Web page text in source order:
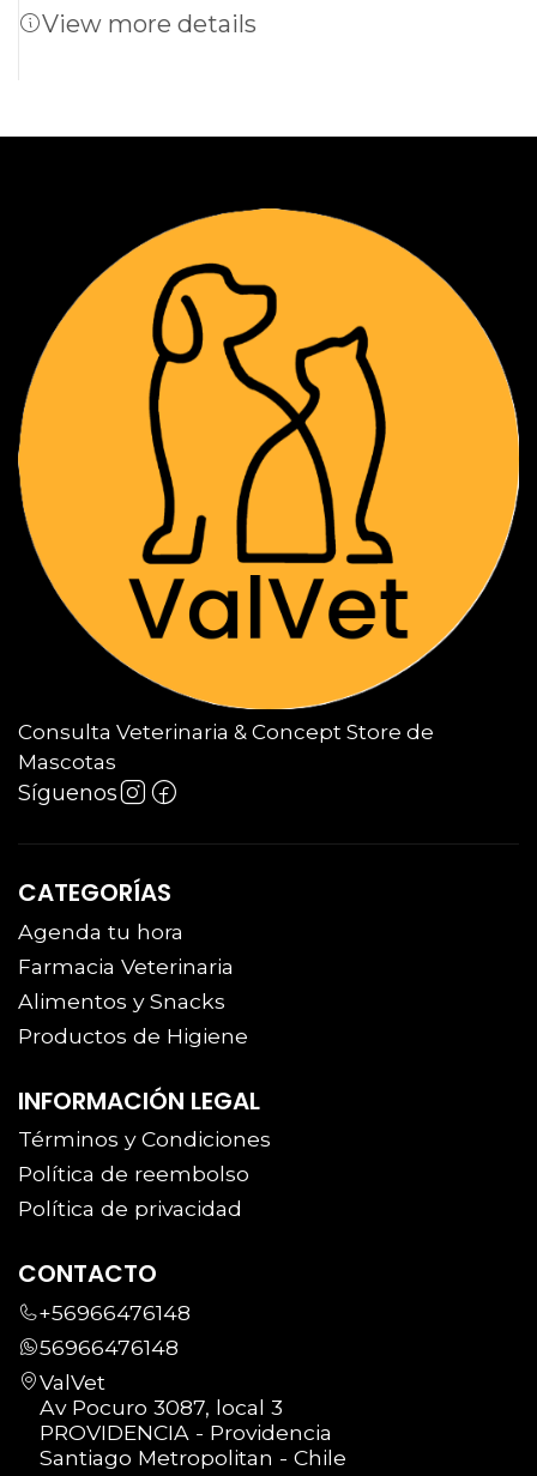
View more details
Consulta Veterinaria & Concept Store de
Mascotas
Síguenos
CATEGORÍAS
Agenda tu hora
Farmacia Veterinaria
Alimentos y Snacks
Productos de Higiene
INFORMACIÓN LEGAL
Términos y Condiciones
Política de reembolso
Política de privacidad
CONTACTO
+56966476148
56966476148
ValVet
Av Pocuro 3087, local 3
PROVIDENCIA - Providencia
Santiago Metropolitan - Chile